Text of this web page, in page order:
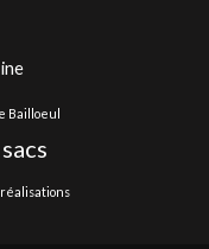
Bailloeul
sacs
réalisations